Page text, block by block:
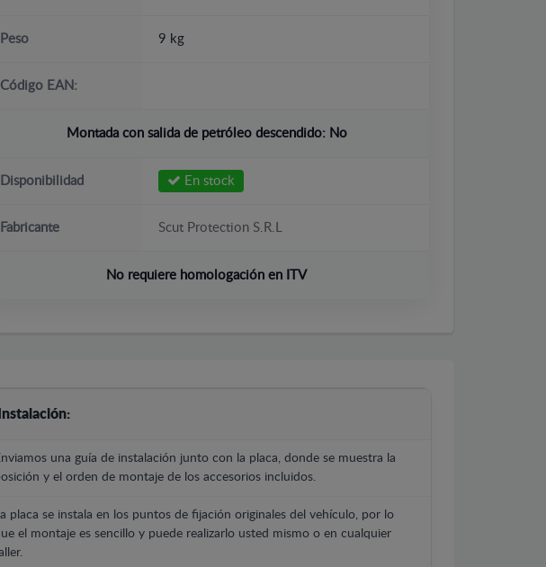
Peso 9 kg
Código EAN:
Montada con salida de petróleo descendido: No
Disponibilidad En stock
Fabricante Scut Protection S.R.L
No requiere homologación en ITV
Instalación:
una guía de instalación junto con la placa, donde se muestra la
y el orden de montaje de los accesorios incluidos.
placa se instala en los puntos de fijación originales del vehículo, por lo
el montaje es sencillo y puede realizarlo usted mismo o en cualquier